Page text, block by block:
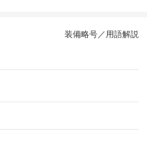
装備略号／用語解説